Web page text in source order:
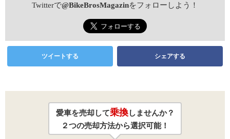
Twitterで@BikeBrosMagazinをフォローしよう！
ツイートする シェアする
愛車を売却して乗換しませんか？
２つの売却方法から選択可能！